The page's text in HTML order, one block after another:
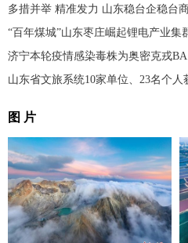
多措并举 精准发力 山东稳台企稳台
“百年煤城”山东枣庄崛起锂电产业集
济宁本轮疫情感染毒株为奥密克戎
山东省文旅系统10家单位、23名个人
图 片